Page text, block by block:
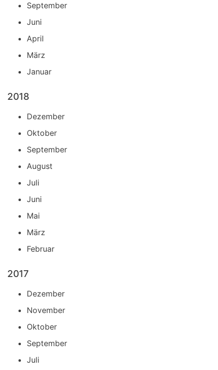
September
Juni
April
März
Januar
2018
Dezember
Oktober
September
August
Juli
Juni
Mai
März
Februar
2017
Dezember
November
Oktober
September
Juli